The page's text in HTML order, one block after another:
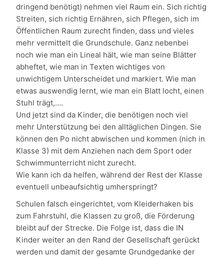
dringend benötigt) nehmen viel Raum ein. Sich richtig
Streiten, sich richtig Ernähren, sich Pflegen, sich im
Öffentlichen Raum zurecht finden, dass und vieles
mehr vermittelt die Grundschule. Ganz nebenbei
noch wie man ein Lineal hält, wie man seine Blätter
abheftet, wie man in Texten wichtiges von
unwichtigem Unterscheidet und markiert. Wie man
etwas auswendig lernt, wie man ein Blatt locht, einen
Stuhl trägt,….
Und jetzt sind da Kinder, die benötigen noch viel
mehr Unterstützung bei den alltäglichen Dingen. Sie
können den Po nicht abwischen und kommen (nich in
Klasse 3) mit dem Anziehen nach dem Sport oder
Schwimmunterricht nicht zurecht.
Wie kann ich da helfen, während der Rest der Klasse
eventuell unbeaufsichtig umherspringt?
Schulen falsch eingerichtet, vom Kleiderhaken bis
zum Fahrstuhl, die Klassen zu groß, die Förderung
bleibt auf der Strecke. Die Folge ist, dass die IN
Kinder weiter an den Rand der Gesellschaft gerückt
werden und damit der gesamte Grundgedanke der